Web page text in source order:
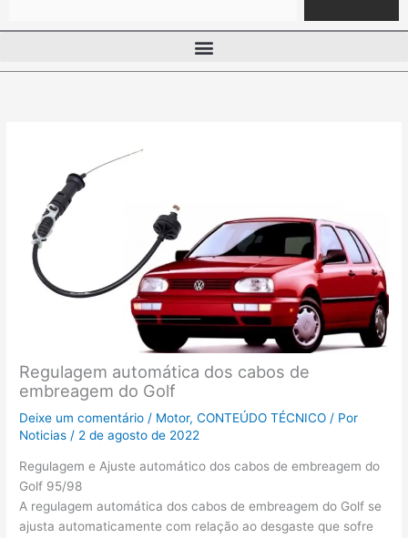
Regulagem automática dos cabos de
embreagem do Golf
Deixe um comentário / Motor,CONTEÚDO TÉCNICO / Por
Noticias / 2 de agosto de 2022
Regulagem e Ajuste automático dos cabos de embreagem do
Golf 95/98
A regulagem automática dos cabos de embreagem do Golf se
ajusta automaticamente com relação ao desgaste que sofre